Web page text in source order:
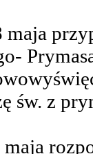
maja
św. z